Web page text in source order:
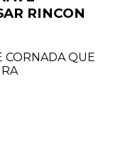
RINCON